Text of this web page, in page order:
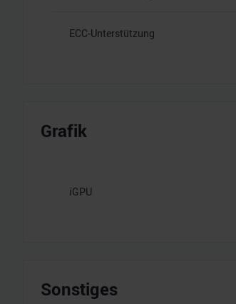
ECC-Unterstützung
Grafik
iGPU
Sonstiges